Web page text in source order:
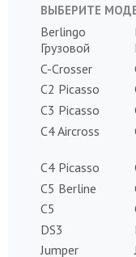
ВЫБЕРИТЕ
Berlingo
Грузовой
C-Crosser
C2 Picasso
C3 Picasso
C4 Aircross
C4 Picasso
C5 Berline
C5
DS3
Jumper